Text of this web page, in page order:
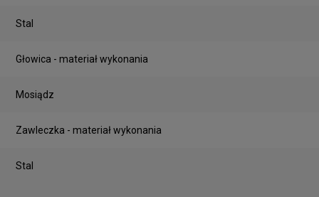
Stal
Głowica - materiał wykonania
Mosiądz
Zawleczka - materiał wykonania
Stal